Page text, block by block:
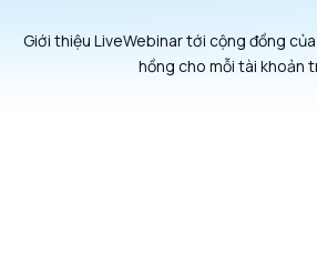
Giới thiệu LiveWebinar tới cộng đồng
hồng cho mỗi tài khoản